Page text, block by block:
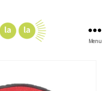
Menu